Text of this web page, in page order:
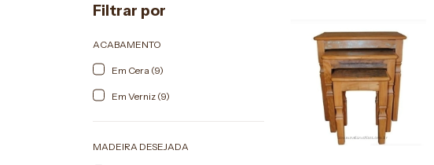
Filtrar por
ACABAMENTO
Em Cera (9)
Em Verniz (9)
MADEIRA DESEJADA